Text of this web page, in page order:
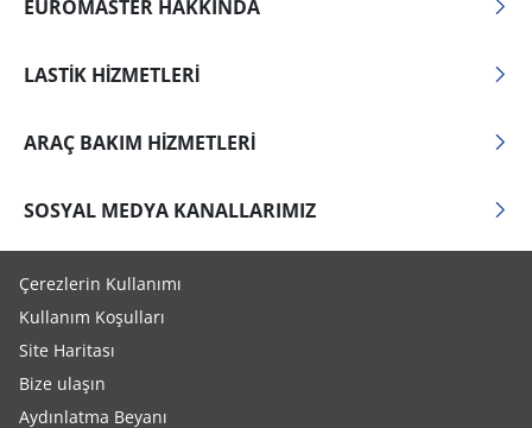
EUROMASTER HAKKINDA
LASTIK HIZMETLERI
ARAÇ BAKIM HIZMETLERI
SOSYAL MEDYA KANALLARIMIZ
Çerezlerin Kullanımı
Kullanım Koşulları
Site Haritası
Bize ulaşın
Aydınlatma Beyanı